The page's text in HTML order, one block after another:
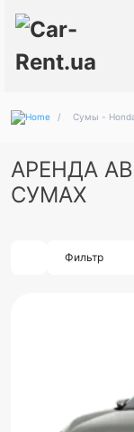
/ Сумы -
АРЕНДА
СУМАХ
Фильтр